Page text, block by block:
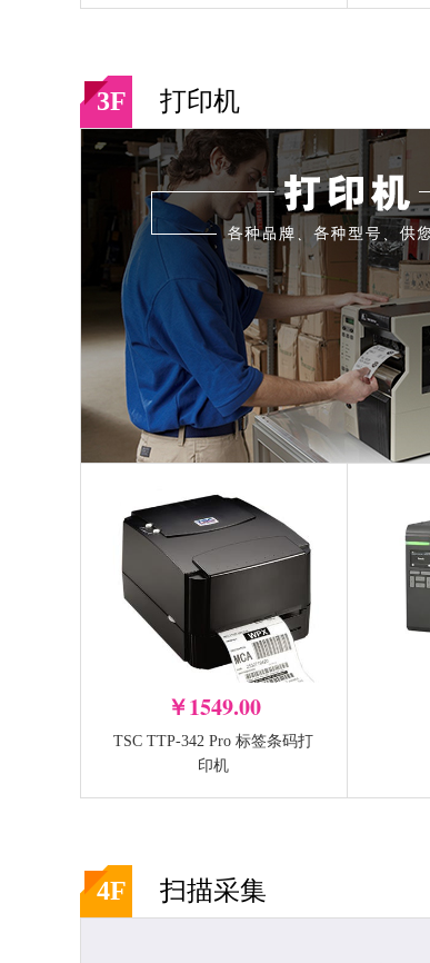
3F 打印机
￥1549.00
TSC TTP-342 Pro 标签条码打
印机
- +
4F 扫描采集